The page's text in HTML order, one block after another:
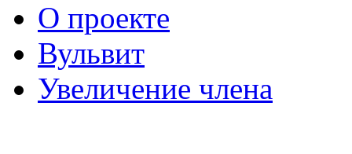
О проекте
Вульвит
Увеличение члена